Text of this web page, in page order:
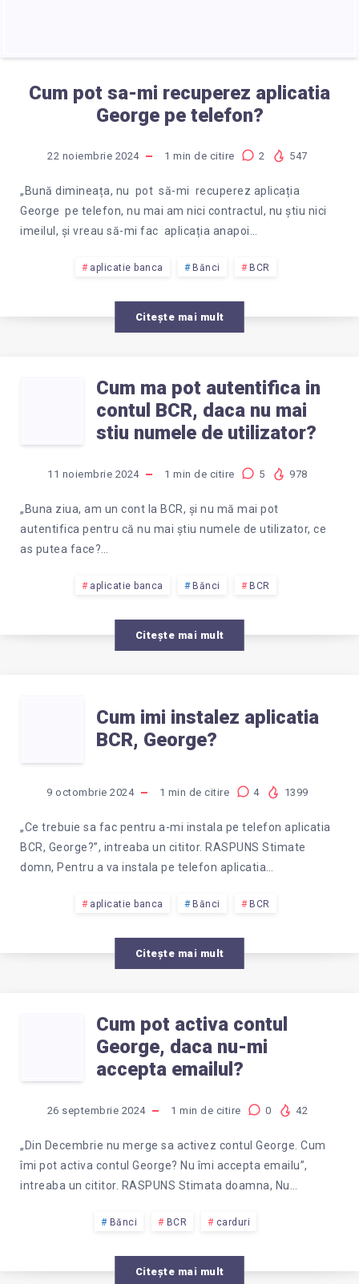
Cum pot sa-mi recuperez aplicatia
George pe telefon?
22 noiembrie 2024 1 min de citire 2 547
„Bună dimineața, nu pot să-mi recuperez aplicația
George pe telefon, nu mai am nici contractul, nu știu nici
imeilul, și vreau să-mi fac aplicația anapoi…
aplicatie banca Bănci BCR
Citește mai mult
CUM
MA
POT
AUTENTIFICA
IN
CONTUL
BCR,
MAI
STIU
NUMELE
DE
UTILIZATOR?
Cum ma pot autentifica in
contul BCR, daca nu mai
stiu numele de utilizator?
11 noiembrie 2024 1 min de citire 5 978
„Buna ziua, am un cont la BCR, și nu mă mai pot
autentifica pentru că nu mai știu numele de utilizator, ce
as putea face?…
aplicatie banca Bănci BCR
Citește mai mult
CUM
IMI
INSTALEZ
APLICATIA
BCR,
GEORGE?
Cum imi instalez aplicatia
BCR, George?
9 octombrie 2024 1 min de citire 4 1399
„Ce trebuie sa fac pentru a-mi instala pe telefon aplicatia
BCR, George?”, intreaba un cititor. RASPUNS Stimate
domn, Pentru a va instala pe telefon aplicatia…
aplicatie banca Bănci BCR
Citește mai mult
CUM
POT
ACTIVA
CONTUL
GEORGE,
DACA
Cum pot activa contul
George, daca nu-mi
accepta emailul?
26 septembrie 2024 1 min de citire 0 42
„Din Decembrie nu merge sa activez contul George. Cum
îmi pot activa contul George? Nu îmi accepta emailu”,
intreaba un cititor. RASPUNS Stimata doamna, Nu…
Bănci BCR carduri
Citește mai mult